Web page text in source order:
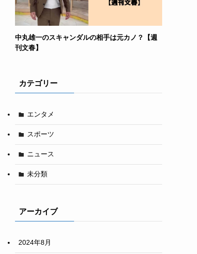
中丸雄一のスキャンダルの相手は元カノ？【週
刊文春】
カテゴリー
エンタメ
スポーツ
ニュース
未分類
アーカイブ
2024年8月